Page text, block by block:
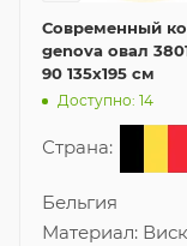
Современный
genova овал
90 135x195 см
Доступно: 14
Страна:
Бельгия
Материал: